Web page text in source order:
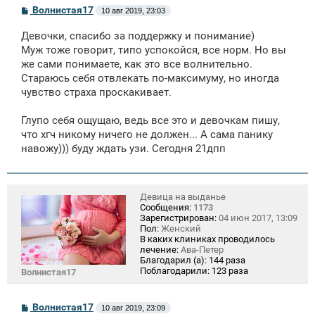
С
б
щ
е
н
и
Волнистая17 10 авг 2019, 23:03
Девочки, спасибо за поддержку и понимание)
Муж тоже говорит, типо успокойся, все норм. Но вы
же сами понимаете, как это все волнительно.
Стараюсь себя отвлекать по-максимуму, но иногда
чувство страха проскакивает.
Глупо себя ощущаю, ведь все это и девочкам пишу,
что хгч никому ничего не должен... А сама панику
навожу))) буду ждать узи. Сегодня 21дпп
Волнистая17
Девица на выданье
Сообщения: 1173
Зарегистрирован: 04 июн 2017, 13:09
Пол: Женский
В каких клиниках проводилось
лечение: Ава-Петер
Благодарил (а): 144 раза
Поблагодарили: 123 раза
СВолнистая17 10 авг 2019, 23:09